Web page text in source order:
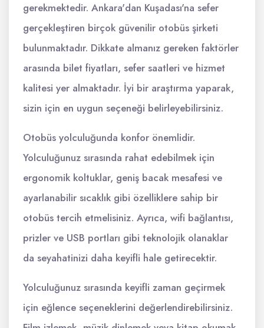
gerekmektedir. Ankara'dan Kuşadası'na sefer
gerçekleştiren birçok güvenilir otobüs şirketi
bulunmaktadır. Dikkate almanız gereken faktörler
arasında bilet fiyatları, sefer saatleri ve hizmet
kalitesi yer almaktadır. İyi bir araştırma yaparak,
sizin için en uygun seçeneği belirleyebilirsiniz.
Otobüs yolculuğunda konfor önemlidir.
Yolculuğunuz sırasında rahat edebilmek için
ergonomik koltuklar, geniş bacak mesafesi ve
ayarlanabilir sıcaklık gibi özelliklere sahip bir
otobüs tercih etmelisiniz. Ayrıca, wifi bağlantısı,
prizler ve USB portları gibi teknolojik olanaklar
da seyahatinizi daha keyifli hale getirecektir.
Yolculuğunuz sırasında keyifli zaman geçirmek
için eğlence seçeneklerini değerlendirebilirsiniz.